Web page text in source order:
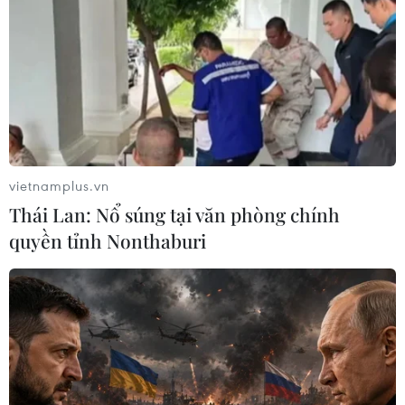
tác chữa cháy gặp nhiều khó khăn. Lực lượng chức
năng đã huy động nhân lực, máy cẩu, xe nâng để đưa
giấy ra ngoài xưởng, chống cháy lan.
Hỏa hoạn thiêu rụi cửa hàng bán đồ điện
vietnamplus.vn
Thái Lan: Nổ súng tại văn phòng chính
quyền tỉnh Nonthaburi